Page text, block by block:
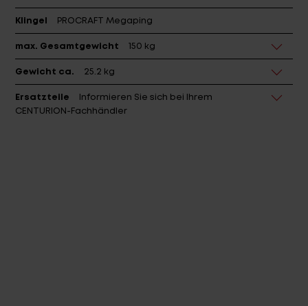
Klingel PROCRAFT Megaping
max. Gesamtgewicht 150 kg
Gewicht ca. 25.2 kg
Ersatzteile
Informieren Sie sich bei Ihrem
CENTURION-Fachhändler